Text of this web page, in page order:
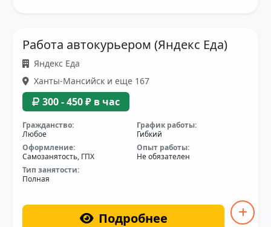
Работа автокурьером (Яндекс Еда)
Яндекс Еда
Ханты-Мансийск и еще 167
300 - 450 ₽ в час
Гражданство:
Любое
График работы:
Гибкий
Оформление:
Самозанятость, ГПХ
Опыт работы:
Не обязателен
Тип занятости:
Полная
Подробнее